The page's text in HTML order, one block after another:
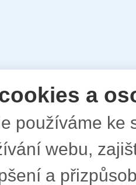
a
používáme ke
webu,
a